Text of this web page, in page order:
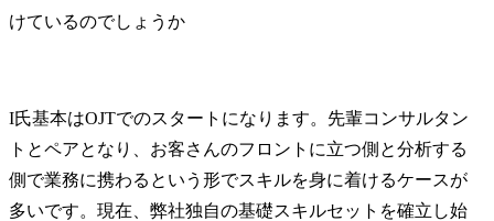
I氏基本はOJTでのスタートになります。先輩コンサルタン
トとペアとなり、お客さんのフロントに立つ側と分析する
側で業務に携わるという形でスキルを身に着けるケースが
多いです。現在、弊社独自の基礎スキルセットを確立し始